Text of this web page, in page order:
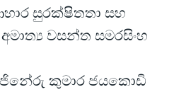
සුරක්ෂිතතා සහ
වසන්ත සමරසිංහ
කුමාර ජයකොඩි